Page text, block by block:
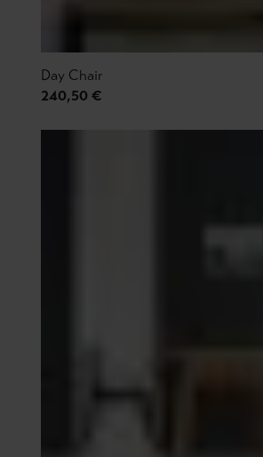
Day Chair
240,50 €